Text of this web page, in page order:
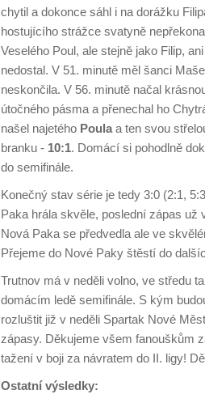
chytil a dokonce sáhl i na dorážku
hostujícího strážce svatyně
Veselého Poul, ale stejně jako Filip,
nedostal. V 51. minutě měl šanci
neskončila. V 56. minutě načal
útočného pásma a přenechal ho
našel najetého Poula a ten svou
branku - 10:1. Domácí si pohodlně
do semifinále.
Konečný stav série je tedy 3:0 (2:1,
Paka hrála skvěle, poslední zápas už
Nová Paka se předvedla ale ve
Přejeme do Nové Paky štěstí do
Trutnov má v neděli volno, ve středu
domácím ledě semifinále. S kým
rozluštit již v neděli Spartak Nové
zápasy. Děkujeme všem fanouškům
tažení v boji za návratem do II. ligy!
Ostatní výsledky: